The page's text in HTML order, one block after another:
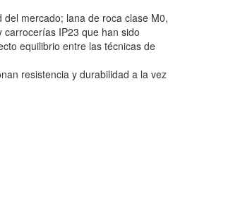
mercado; lana de roca clase M0,
IP23 que han sido
equilibrio entre las técnicas de
resistencia y durabilidad a la vez